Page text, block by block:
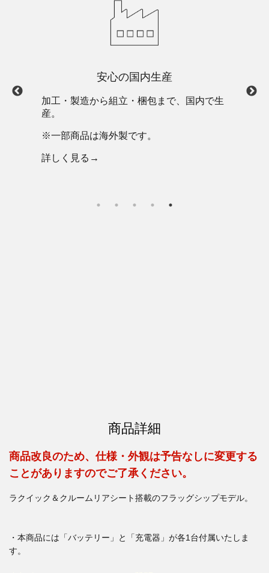
商品詳細
商品改良のため、仕様・外観は予告なしに変更する
ことがありますのでご了承ください。
ラクイック＆クルームリアシート搭載のフラッグシップモデル。
・本商品には「バッテリー」と「充電器」が各1台付属いたしま
す。